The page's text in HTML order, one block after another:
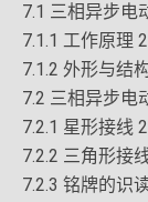
7.1 三相异步电
7.1.1 工作原理
7.1.2 外形与结
7.2 三相异步电
7.2.1 星形接线
7.2.2 三角形接
7.2.3 铭牌的识